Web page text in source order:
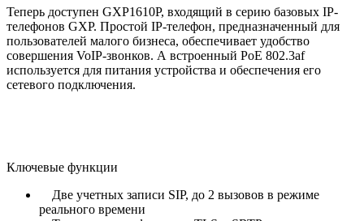
Теперь доступен GXP1610P, входящий в серию базовых IP-
телефонов GXP. Простой IP-телефон, предназначенный для
пользователей малого бизнеса, обеспечивает удобство
совершения VoIP-звонков. А встроенный PoE 802.3af
используется для питания устройства и обеспечения его
сетевого подключения.
Ключевые функции
Две учетных записи SIP, до 2 вызовов в режиме
реального времени